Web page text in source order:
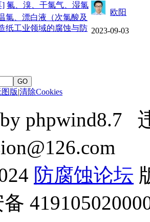
] 氟、溴、干氯气、湿氯
氯、漂白液（次氯酸及
纸工业领域的腐蚀与防
欧阳
2023-09-03
GO
版|清除Cookies
by phpwind8.7
防腐蚀论坛